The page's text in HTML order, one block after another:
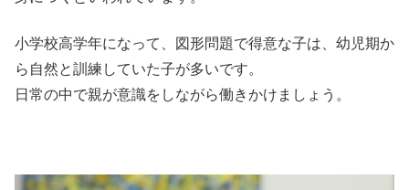
小学校高学年になって、図形問題で得意な子は、幼児期か
ら自然と訓練していた子が多いです。
日常の中で親が意識をしながら働きかけましょう。